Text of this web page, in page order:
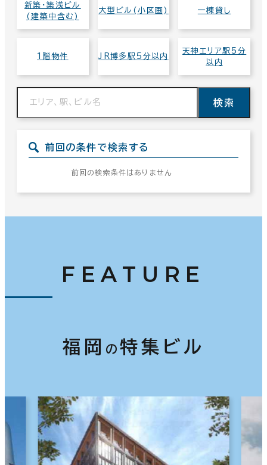
新築・築浅ビル
(建築中含む)
大型ビル(小区画) 一棟貸し
1階物件 JR博多駅5分以内
天神エリア駅5分
以内
検索
前回の条件で検索する
前回の検索条件はありません
FEATURE
福岡 の 特集ビル